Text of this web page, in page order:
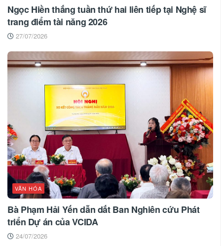
Ngọc Hiền thắng tuần thứ hai liên tiếp tại Nghệ sĩ
trang điểm tài năng 2026
27/07/2026
VĂN HÓA
Bà Phạm Hải Yến dẫn dắt Ban Nghiên cứu Phát
triển Dự án của VCIDA
24/07/2026